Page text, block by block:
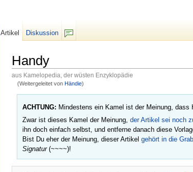
Handy
aus Kamelopedia, der wüsten Enzyklopädie
(Weitergeleitet von Händie)
ACHTUNG: Mindestens ein Kamel ist der Meinung, dass
Zwar ist dieses Kamel der Meinung, der Artikel sei noch
ihn doch einfach selbst, und entferne danach diese
Bist Du eher der Meinung, dieser Artikel gehört in die
Signatur(~~~~)!
Artikel
Diskussion